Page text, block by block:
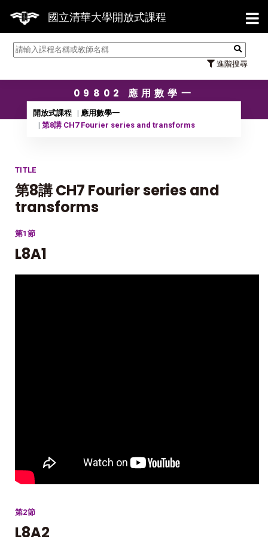
國立清華大學開放式課程
進階搜尋
【7/31】114學年度第2學
09802 應用數學一
開放式課程
應用數學一
第8講 CH7 Fourier series and transforms
TITLE
第8講 CH7 Fourier series and
transforms
第1節
L8A1
第2節
L8A2